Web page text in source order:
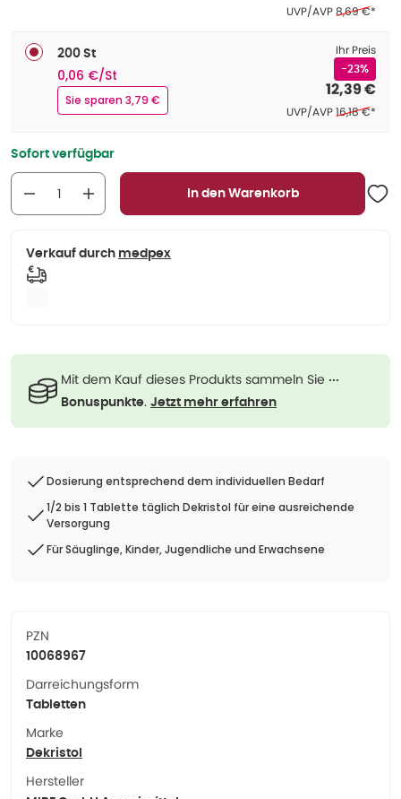
UVP/AVPEhemaliger
8,69 €*
200 St
0,06 €/St
Sie sparen 3,79 €
Ihr Preis
-23%
12,39 €
UVP/AVPEhemaliger
16,18 €*
Sofort verfügbar
In den Warenkorb
Verkauf durch medpex
Mit dem Kauf dieses Produkts sammeln Sie ···
Bonuspunkte. Jetzt mehr erfahren
Dosierung entsprechend dem individuellen Bedarf
1/2 bis 1 Tablette täglich Dekristol für eine ausreichende
Versorgung
Für Säuglinge, Kinder, Jugendliche und Erwachsene
PZN
10068967
Darreichungsform
Tabletten
Marke
Dekristol
Hersteller